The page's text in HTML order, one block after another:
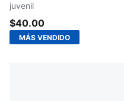
juvenil
$40.00
MÁS VENDIDO